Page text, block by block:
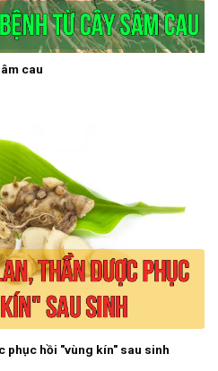
cau
phục hồi "vùng kín" sau sinh